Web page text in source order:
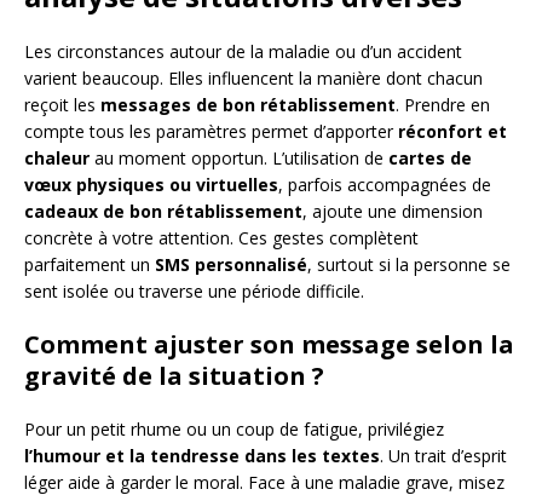
Les circonstances autour de la maladie ou d’un accident
varient beaucoup. Elles influencent la manière dont chacun
reçoit les messages de bon rétablissement. Prendre en
compte tous les paramètres permet d’apporter réconfort et
chaleur au moment opportun. L’utilisation de cartes de
vœux physiques ou virtuelles, parfois accompagnées de
cadeaux de bon rétablissement, ajoute une dimension
concrète à votre attention. Ces gestes complètent
parfaitement un SMS personnalisé, surtout si la personne se
sent isolée ou traverse une période difficile.
Comment ajuster son message selon la
gravité de la situation ?
Pour un petit rhume ou un coup de fatigue, privilégiez
l’humour et la tendresse dans les textes. Un trait d’esprit
léger aide à garder le moral. Face à une maladie grave, misez